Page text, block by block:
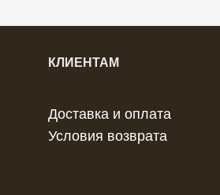
КЛИЕНТАМ
Доставка и оплата
Условия возврата